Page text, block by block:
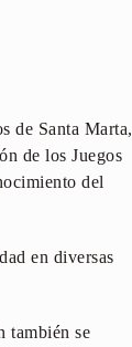
de Santa Marta,
de los Juegos
del
en diversas
también se